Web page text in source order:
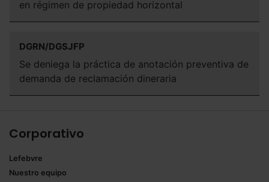
en régimen de propiedad horizontal
DGRN/DGSJFP
Se deniega la práctica de anotación preventiva de
demanda de reclamación dineraria
Corporativo
Lefebvre
Nuestro equipo